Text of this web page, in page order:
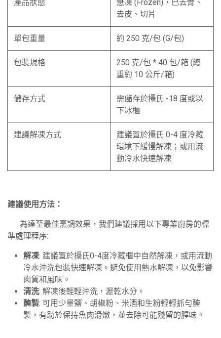
產品狀態
急凍 (Frozen)，已去骨、
去皮、切片
單包重量 約 250 克/包 (G/包)
包裝規格
250 克/包 * 40 包/箱 (總
重約 10 公斤/箱)
儲存方式
需儲存於攝氏 -18 度或以
下冰櫃
建議解凍方式
建議置於攝氏 0-4 度冷藏
環境下緩慢解凍；或用流
動冷水快速解凍
建議使用方法：
​為達至最佳烹調效果，我們建議採用以下專業廚房的標
準處理程序:
解凍: 建議置於攝氏0-4度冷藏櫃中自然解凍，或用流動
冷水沖洗包裝快速解凍。避免使用熱水解凍，以免影響
肉質和風味。
清洗: 解凍後輕輕沖洗，瀝乾水分。
醃製: 可用少量鹽、胡椒粉、米酒和生粉輕輕抓勻醃
製，有助於保持魚肉滑嫩，並去除可能殘留的腥味。